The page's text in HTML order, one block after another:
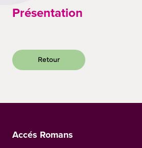
Présentation
Retour
Accés Romans